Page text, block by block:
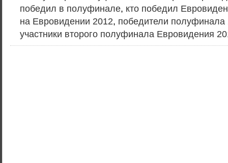
победил в полуфинале, кто победил
на Евровидении 2012, победители
участники второго полуфинала Евровидения